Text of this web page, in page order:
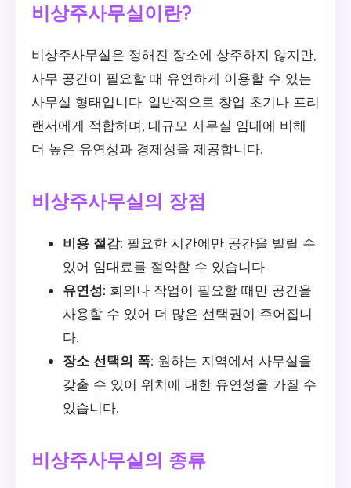
비상주사무실이란?
비상주사무실은 정해진 장소에 상주하지 않지만,
사무 공간이 필요할 때 유연하게 이용할 수 있는
사무실 형태입니다. 일반적으로 창업 초기나 프리
랜서에게 적합하며, 대규모 사무실 임대에 비해
더 높은 유연성과 경제성을 제공합니다.
비상주사무실의 장점
비용 절감: 필요한 시간에만 공간을 빌릴 수
있어 임대료를 절약할 수 있습니다.
유연성: 회의나 작업이 필요할 때만 공간을
사용할 수 있어 더 많은 선택권이 주어집니
다.
장소 선택의 폭: 원하는 지역에서 사무실을
갖출 수 있어 위치에 대한 유연성을 가질 수
있습니다.
비상주사무실의 종류